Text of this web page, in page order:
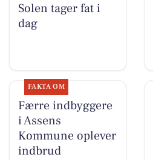
Solen tager fat i
dag
FAKTA OM
Færre indbyggere
i Assens
Kommune oplever
indbrud